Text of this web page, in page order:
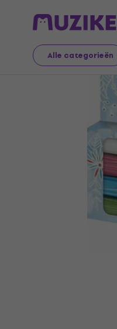
Alle categorieën
Kunst Tekening